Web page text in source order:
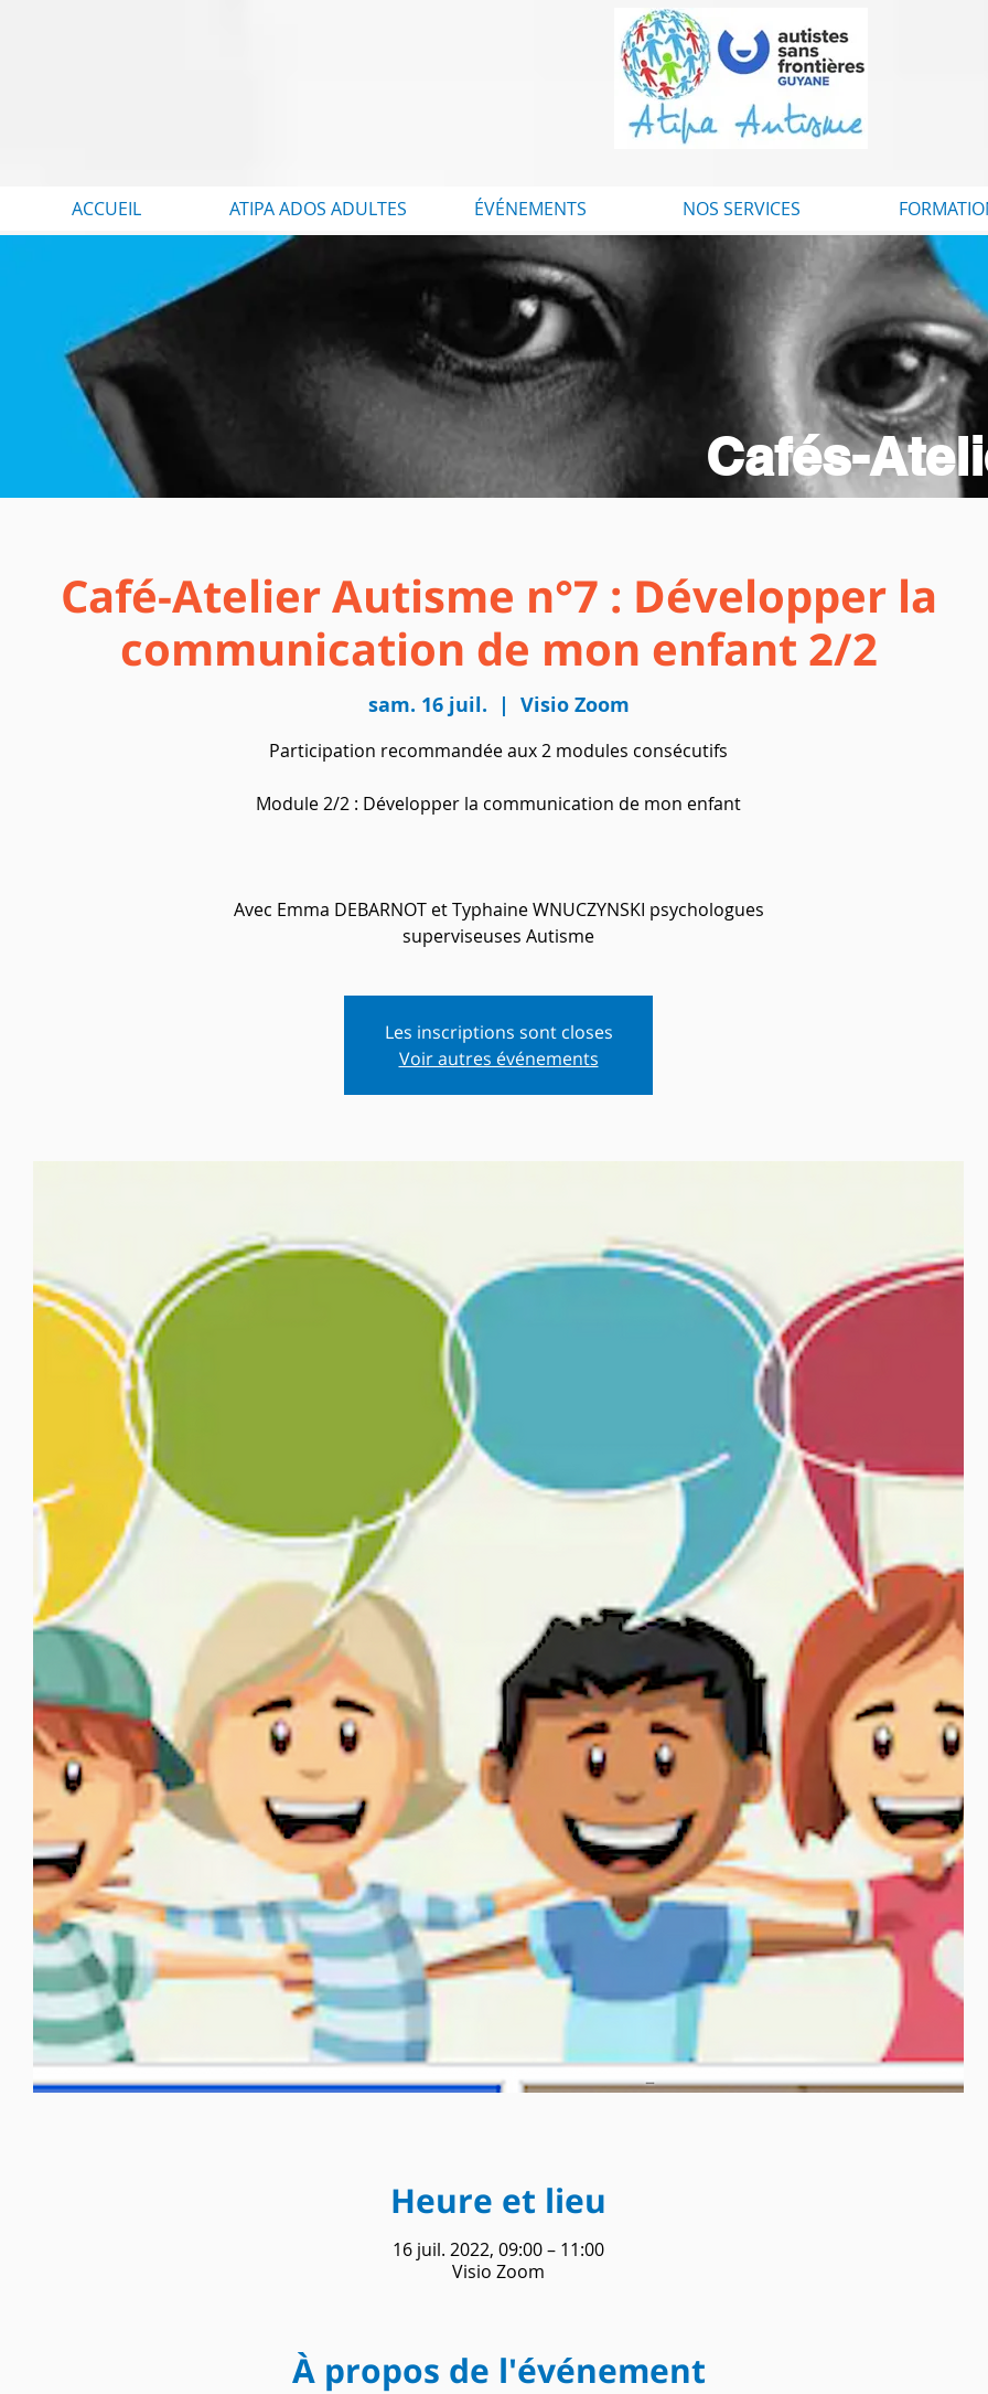
ACCUEIL ATIPA ADOS ADULTES ÉVÉNEMENTS NOS SERVICES
Cafés-
Café-Atelier Autisme n°7 : Développer la
communication de mon enfant 2/2
sam. 16 juil.
  |
Visio Zoom
Participation recommandée aux 2 modules consécutifs
Module 2/2 : Développer la communication de mon enfant
Avec Emma DEBARNOT et Typhaine WNUCZYNSKI psychologues
superviseuses Autisme
Les inscriptions sont closes
Voir autres événements
Heure et lieu
16 juil. 2022, 09:00 – 11:00
Visio Zoom
À propos de l'événement